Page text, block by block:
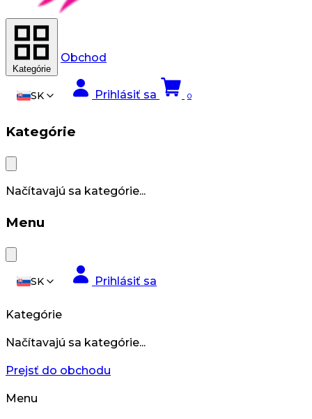
Kategórie
Obchod
SK Prihlásiť sa 0
Kategórie
Načítavajú sa kategórie...
Menu
SK Prihlásiť sa
Kategórie
Načítavajú sa kategórie...
Prejsť do obchodu
Menu